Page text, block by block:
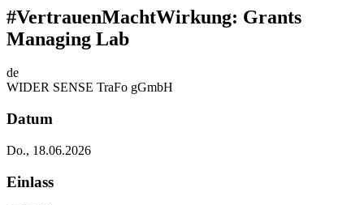
#VertrauenMachtWirkung: Grants
Managing Lab
de
WIDER SENSE TraFo gGmbH
Datum
Do., 18.06.2026
Einlass